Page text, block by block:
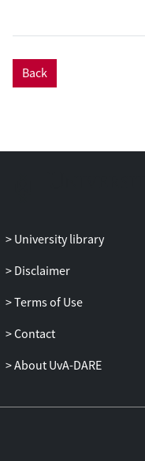
Back
University library
Disclaimer
Terms of Use
Contact
About UvA-DARE